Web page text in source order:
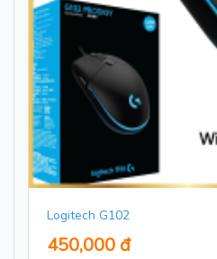
Logitech G102
450,000 đ